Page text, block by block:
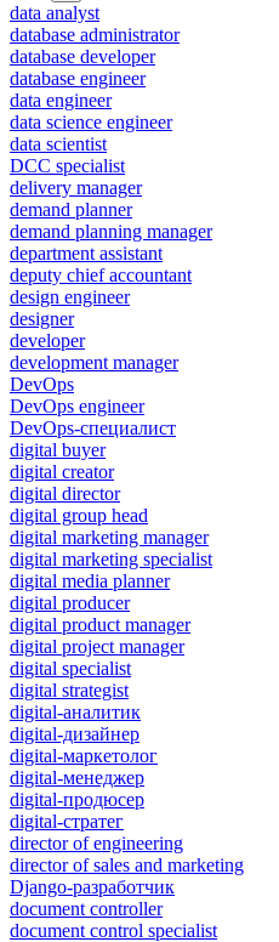
data analyst
database administrator
database developer
database engineer
data engineer
data science engineer
data scientist
DCC specialist
delivery manager
demand planner
demand planning manager
department assistant
deputy chief accountant
design engineer
designer
developer
development manager
DevOps
DevOps engineer
DevOps-специалист
digital buyer
digital creator
digital director
digital group head
digital marketing manager
digital marketing specialist
digital media planner
digital producer
digital product manager
digital project manager
digital specialist
digital strategist
digital-аналитик
digital-дизайнер
digital-маркетолог
digital-менеджер
digital-продюсер
digital-стратег
director of engineering
director of sales and marketing
Django-разработчик
document controller
document control specialist